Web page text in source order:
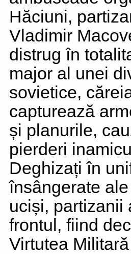
Hăciuni,
Vladimir
distrug în
major al unei
sovietice,
capturează
și planurile,
pierderi
Deghizați în
însângerate
uciși, partizanii
frontul, fiind
Virtutea Militară